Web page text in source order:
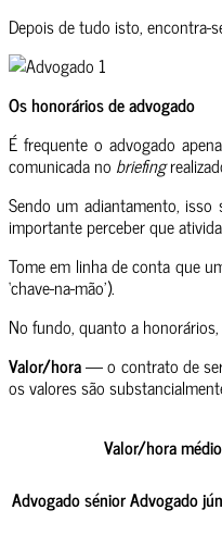
Depois de tudo isto, encontra-
Os honorários de advogado
É frequente o advogado
comunicada no briefing
Sendo um adiantamento,
importante perceber que
Tome em linha de conta que
‘chave-na-mão’).
No fundo, quanto a
Valor/hora— o contrato de
os valores são
Valor/hora
Advogado séniorAdvogado